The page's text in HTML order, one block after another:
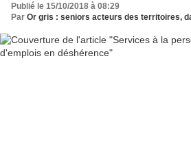
Publié le 15/10/2018 à 08:29
Par Or gris : seniors acteurs des territoires, dans